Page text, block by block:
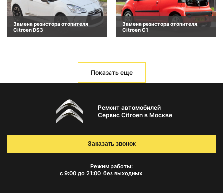
Замена резистора отопителя
Citroen DS3
Замена резистора отопителя
Citroen C1
Показать еще
Ремонт автомобилей
Сервис Citroen в Москве
Режим работы:
с 9:00 до 21:00 без выходных
Заказать звонок